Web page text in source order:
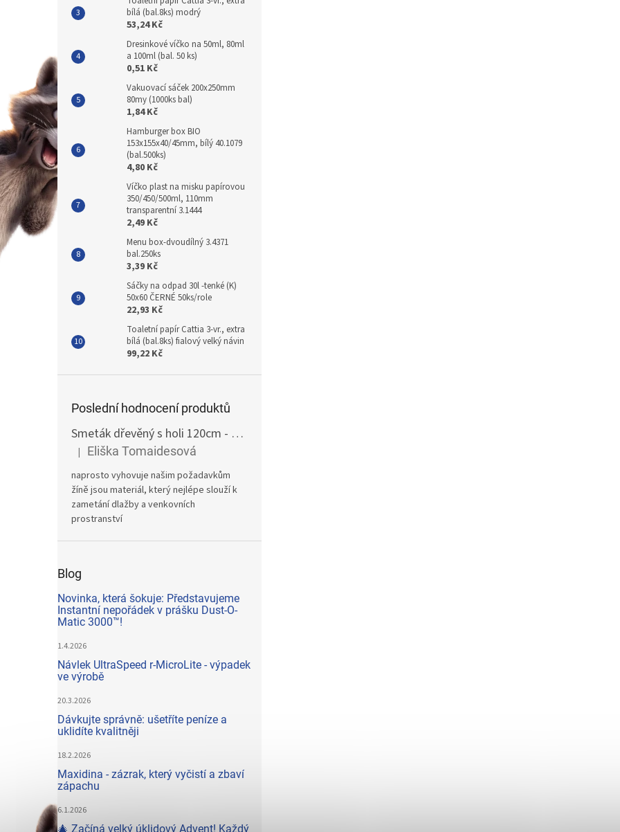
bílá (bal.8ks) modrý
53,24 Kč
Dresinkové víčko na 50ml, 80ml
a 100ml (bal. 50 ks)
0,51 Kč
Vakuovací sáček 200x250mm
80my (1000ks bal)
1,84 Kč
Hamburger box BIO
153x155x40/45mm, bílý 40.1079
(bal.500ks)
4,80 Kč
Víčko plast na misku papírovou
350/450/500ml, 110mm
transparentní 3.1444
2,49 Kč
Menu box-dvoudílný 3.4371
bal.250ks
3,39 Kč
Sáčky na odpad 30l -tenké (K)
50x60 ČERNÉ 50ks/role
22,93 Kč
Toaletní papír Cattia 3-vr., extra
bílá (bal.8ks) fialový velký návin
99,22 Kč
Poslední hodnocení produktů
Smeták dřevěný s holi 120cm - žíně
Hodnocení produktu je 5 z 5 hvězdiček.
| Eliška Tomaidesová
naprosto vyhovuje našim požadavkům
žíně jsou materiál, který nejlépe slouží k
zametání dlažby a venkovních
prostranství
Blog
Novinka, která šokuje: Představujeme
Instantní nepořádek v prášku Dust-O-
Matic 3000™!
1.4.2026
Návlek UltraSpeed r-MicroLite - výpadek
ve výrobě
20.3.2026
Dávkujte správně: ušetříte peníze a
uklidíte kvalitněji
18.2.2026
Maxidina - zázrak, který vyčistí a zbaví
zápachu
6.1.2026
🎄 Začíná velký úklidový Advent! Každý